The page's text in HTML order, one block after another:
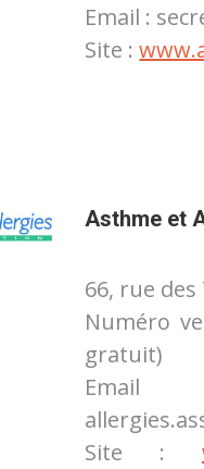
Email :
Site :
Asthme et
66, rue
Numéro
gratuit)
Email :
Site :